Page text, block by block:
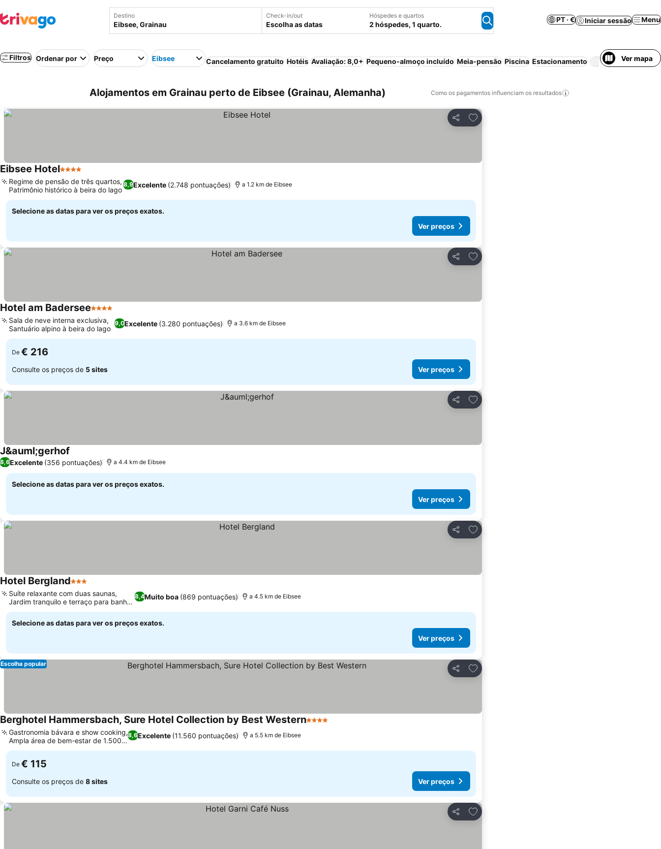
Destino Check-in/out
Escolha as datas
Hóspedes e quartos
2 hóspedes, 1 quarto.
PT · € Iniciar sessão Menu
Filtros Ordenar por Preço Eibsee Cancelamento gratuito Hotéis Avaliação: 8,0+ Pequeno-almoço incluído Meia-pensão Piscina Estacionamento Animais
Ver mapa
Alojamentos em Grainau perto de Eibsee (Grainau, Alemanha) Como os pagamentos influenciam os resultados
Partilhar
Adicionar aos favoritos
Eibsee Hotel4 Estrelas
8,9Excelente (2.748 pontuações)
Regime de pensão de três quartos,
Patrimônio histórico à beira do lago
a 1.2 km de Eibsee
Selecione as datas para ver os preços exatos.
Ver preços
Partilhar
Adicionar aos favoritos
Hotel am Badersee4 Estrelas
9,0Excelente (3.280 pontuações)
Sala de neve interna exclusiva,
Santuário alpino à beira do lago
a 3.6 km de Eibsee
De € 216
Consulte os preços de 5 sites Ver preços
Partilhar
Adicionar aos favoritos
J&auml;gerhof Ver preços
8,6Excelente (356 pontuações) a 4.4 km de Eibsee
Selecione as datas para ver os preços exatos.
Ver preços
Partilhar
Adicionar aos favoritos
Hotel Bergland3 Estrelas
8,4Muito boa (869 pontuações)
Suíte relaxante com duas saunas,
Jardim tranquilo e terraço para banhos
de sol
a 4.5 km de Eibsee
Selecione as datas para ver os preços exatos.
Ver preços
Partilhar
Adicionar aos favoritos
Escolha popular
Berghotel Hammersbach, Sure Hotel Collection by Best Western4 Estrelas
8,6Excelente (11.560 pontuações)
Gastronomia bávara e show cooking,
Ampla área de bem-estar de 1.500
m²
a 5.5 km de Eibsee
De € 115
Consulte os preços de 8 sites Ver preços
Partilhar
Adicionar aos favoritos